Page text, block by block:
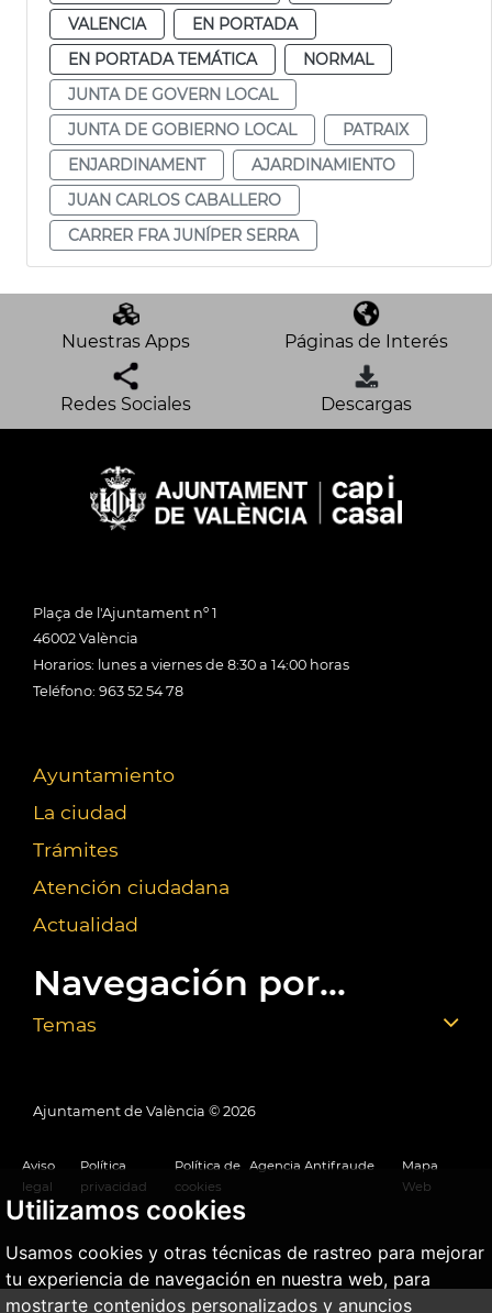
Utilizamos cookies
Usamos cookies y otras técnicas de rastreo para mejorar
tu experiencia de navegación en nuestra web, para
mostrarte contenidos personalizados y anuncios
VALENCIA
EN PORTADA
EN PORTADA TEMÁTICA
NORMAL
JUNTA DE GOVERN LOCAL
JUNTA DE GOBIERNO LOCAL
PATRAIX
ENJARDINAMENT
AJARDINAMIENTO
JUAN CARLOS CABALLERO
CARRER FRA JUNÍPER SERRA
Nuestras Apps Páginas de Interés
Redes Sociales Descargas
Plaça de l'Ajuntament nº 1
46002 València
Horarios: lunes a viernes de 8:30 a 14:00 horas
Teléfono: 963 52 54 78
Ayuntamiento
La ciudad
Trámites
Atención ciudadana
Actualidad
Navegación por...
Temas
Ajuntament de València © 2026
Aviso
legal
Política
privacidad
Política de
cookies
Agencia Antifraude
Mapa
Web